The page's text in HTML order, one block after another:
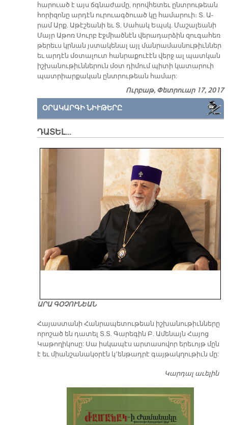
հա­րուած է այս ճգնա­ժա­մը, ո­րով­հե­տեւ ընտ­րու­թեան
հո­րի­զո­նը ար­դէն ու­րուագ­ծուած կը հա­մա­րուի։ Տ. Ա­
րամ Արք. Ա­թէ­շեա­նի եւ Տ. Սա­հակ Եպսկ. Մա­շա­լեա­նի
Մայր Ա­թոռ Սուրբ Էջ­միած­նէն վե­րա­դար­ձին զու­գա­հեռ
թե­րեւս կրնան յստա­կե­նալ այլ ման­րա­մաս­նու­թիւն­ներ
եւ ար­դէն մօ­տա­լուտ հան­րա­քուէէն վերջ ալ պատ­կան
իշ­խա­նու­թիւն­նե­րուն մօտ դի­մում պի­տի կա­տա­րուի
պատ­րիար­քա­կան ընտ­րու­թեան հա­մար:
Ուրբաթ, Փետրուար 17, 2017
ՕՐԱԿԱՐԳԻ ՆԻՒԹԵՐԸ
ԴԱՏԵԼ…
ԱՐԱ ԳՕՉՈՒՆԵԱՆ
​Հայաստանի Հանրապետութեան իշխանութիւնները
որոշած են դատել Տ.Տ. Գարեգին Բ. Ամենայն Հայոց
Կաթողիկոսը: Սա իսկապէս արտասովոր երեւոյթ մըն
է եւ միանշանակօրէն կ՚ենթադրէ գայթակղութիւն մը:
Կարդալ աւելին